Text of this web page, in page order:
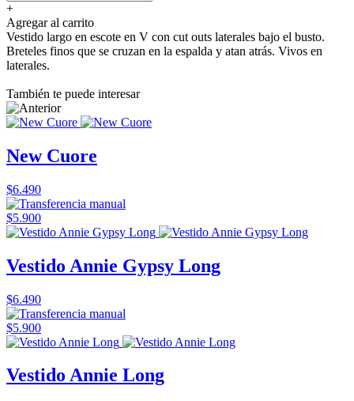
+
Agregar al carrito
Vestido largo en escote en V con cut outs laterales bajo el busto.
Breteles finos que se cruzan en la espalda y atan atrás. Vivos en
laterales.
También te puede interesar
New Cuore
$6.490
$5.900
Vestido Annie Gypsy Long
$6.490
$5.900
Vestido Annie Long